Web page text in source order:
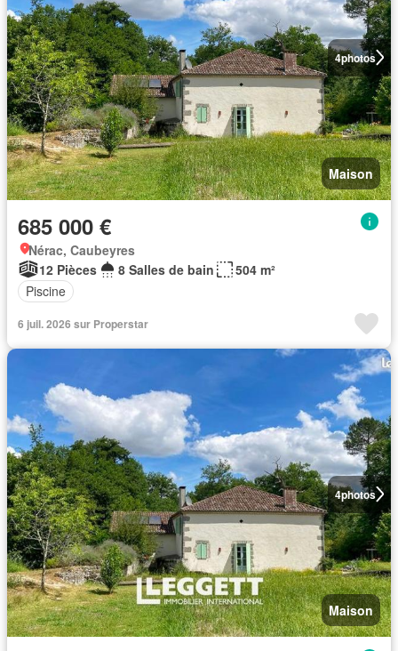
4photos
Maison
685 000 €
Nérac, Caubeyres
12 Pièces
8 Salles de bain
504 m²
Piscine
6 juil. 2026 sur Properstar
4photos
Maison